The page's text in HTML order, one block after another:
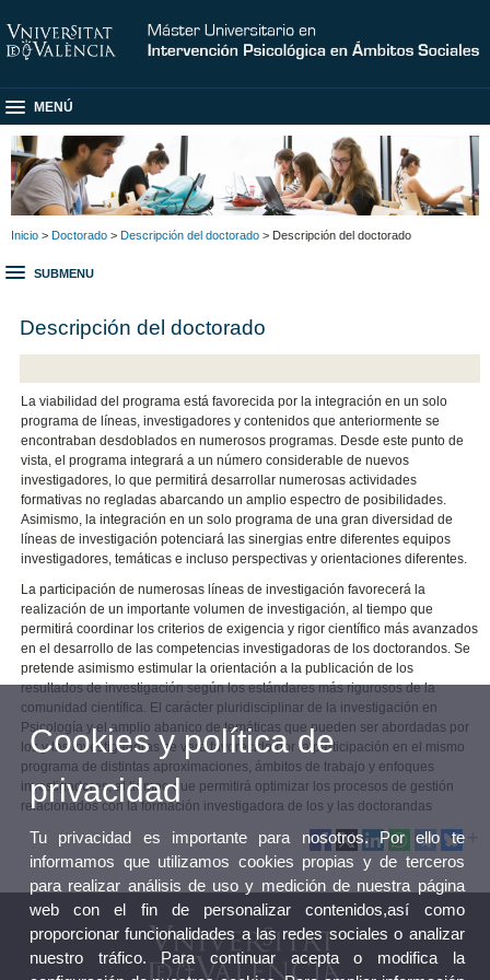
MENÚ
Inicio > Doctorado > Descripción del doctorado > Descripción del doctorado
SUBMENU
Descripción del doctorado
La viabilidad del programa está favorecida por la integración en un solo
programa de líneas, investigadores y contenidos que anteriormente se
encontraban desdoblados en numerosos programas. Desde este punto de
vista, el programa integrará a un número considerable de nuevos
investigadores, lo que permitirá desarrollar numerosas actividades
formativas no regladas abarcando un amplio espectro de posibilidades.
Asimismo, la integración en un solo programa de una gran diversidad de
líneas de investigación potenciará las sinergias entre diferentes equipos
investigadores, temáticas e incluso perspectivas y orientaciones diferentes.
La participación de numerosas líneas de investigación favorecerá la
realización de un importante volumen de investigación, al tiempo que
permitirá coordinar los criterios de exigencia y rigor científico más avanzados
en el desarrollo de las competencias investigadoras de los doctorandos. Se
pretende asimismo estimular la orientación a la publicación de los
resultados de investigación según los estándares más rigurosos de la
comunidad científica. El carácter pluridisciplinar de la investigación en
Psicología y el amplio abanico de temáticas que pueden ser abordadas por
los y las investigadoras se verá favorecido por la participación en el mismo
programa de distintas aproximaciones, ámbitos de trabajo y enfoques
investigadores, al tiempo que permitirá optimizar los procesos de gestión
relacionados con la formación investigadora de los y las doctorandas
Cookies y política de
privacidad
Tu privacidad es importante para nosotros. Por ello te
informamos que utilizamos cookies propias y de terceros
para realizar análisis de uso y medición de nuestra página
web con el fin de personalizar contenidos,así como
proporcionar funcionalidades a las redes sociales o analizar
nuestro tráfico. Para continuar acepta o modifica la